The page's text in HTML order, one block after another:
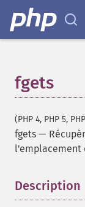
fgets
(PHP 4, PHP 5,
fgets —
l'emplacement
Description